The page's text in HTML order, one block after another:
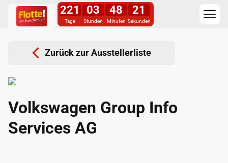
221
Tage
03
Stunden
48
Minuten
20
Sekunden
Zurück zur Ausstellerliste
Volkswagen Group Info
Services AG